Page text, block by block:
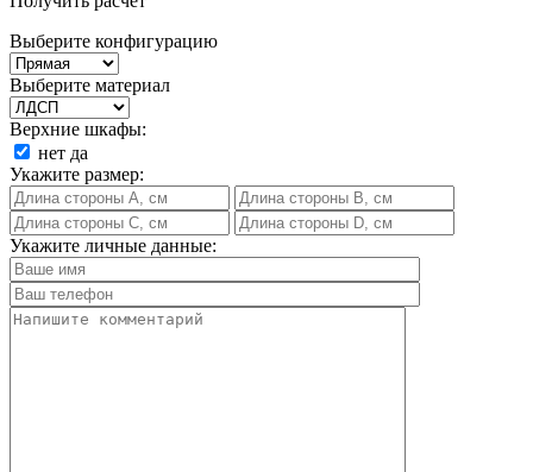
Выберите конфигурацию
Выберите материал
Верхние шкафы:
нет да
Укажите размер:
Укажите личные данные: